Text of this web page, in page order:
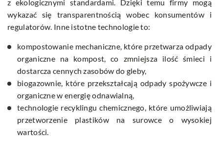
z ekologicznymi standardami. Dzięki temu firmy mogą
wykazać się transparentnością wobec konsumentów i
regulatorów. Inne istotne technologie to:
kompostowanie mechaniczne, które przetwarza odpady
organiczne na kompost, co zmniejsza ilość śmieci i
dostarcza cennych zasobów do gleby,
biogazownie, które przekształcają odpady spożywcze i
organiczne w energię odnawialną,
technologie recyklingu chemicznego, które umożliwiają
przetworzenie plastików na surowce o wysokiej
wartości.